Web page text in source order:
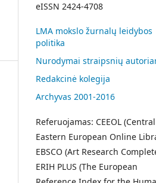
eISSN 2424-4708
LMA mokslo žurnalų leidybos
politika
Nurodymai straipsnių
Redakcinė kolegija
Archyvas 2001-2016
Referuojamas: CEEOL
Eastern European Online
EBSCO (Art Research
ERIH PLUS (The European